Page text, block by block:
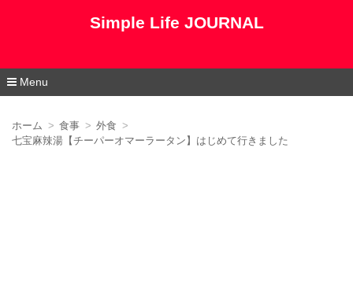
Simple Life JOURNAL
Menu
ホーム 食事
外食
七宝麻辣湯【チーパーオマーラータン】はじめて行きました